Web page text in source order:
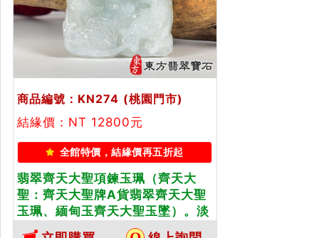
商品編號：KN274 (桃園門市)
結緣價：NT 12800元
全館特價，結緣價再五折起
翡翠齊天大聖項鍊玉珮（齊天大
聖：齊天大聖牌A貨翡翠齊天大聖
玉珮、緬甸玉齊天大聖玉墜）。淡
綠色糯種齊天大聖，KN274。客製